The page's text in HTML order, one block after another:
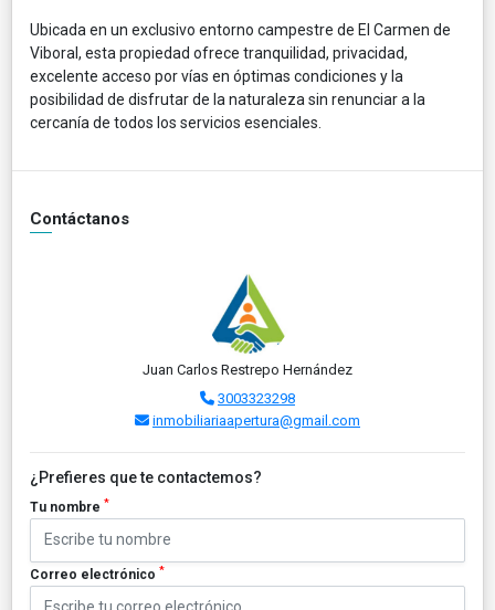
Ubicada en un exclusivo entorno campestre de El Carmen de
Viboral, esta propiedad ofrece tranquilidad, privacidad,
excelente acceso por vías en óptimas condiciones y la
posibilidad de disfrutar de la naturaleza sin renunciar a la
cercanía de todos los servicios esenciales.
Contáctanos
Juan Carlos Restrepo Hernández
3003323298
inmobiliariaapertura@gmail.com
¿Prefieres que te contactemos?
Tu nombre *
Correo electrónico *